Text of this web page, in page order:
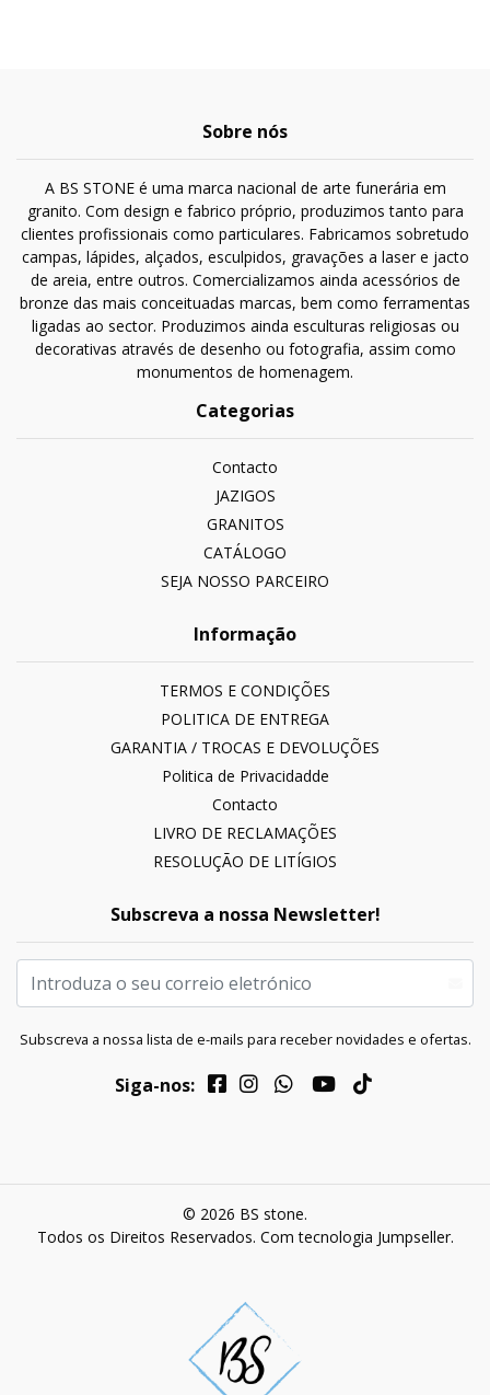
Sobre nós
A BS STONE é uma marca nacional de arte funerária em
granito. Com design e fabrico próprio, produzimos tanto para
clientes profissionais como particulares. Fabricamos sobretudo
campas, lápides, alçados, esculpidos, gravações a laser e jacto
de areia, entre outros. Comercializamos ainda acessórios de
bronze das mais conceituadas marcas, bem como ferramentas
ligadas ao sector. Produzimos ainda esculturas religiosas ou
decorativas através de desenho ou fotografia, assim como
monumentos de homenagem.
Categorias
Contacto
JAZIGOS
GRANITOS
CATÁLOGO
SEJA NOSSO PARCEIRO
Informação
TERMOS E CONDIÇÕES
POLITICA DE ENTREGA
GARANTIA / TROCAS E DEVOLUÇÕES
Politica de Privacidadde
Contacto
LIVRO DE RECLAMAÇÕES
RESOLUÇÃO DE LITÍGIOS
Subscreva a nossa Newsletter!
Subscreva a nossa lista de e-mails para receber novidades e ofertas.
Siga-nos:
© 2026 BS stone.
Todos os Direitos Reservados. Com tecnologia Jumpseller.